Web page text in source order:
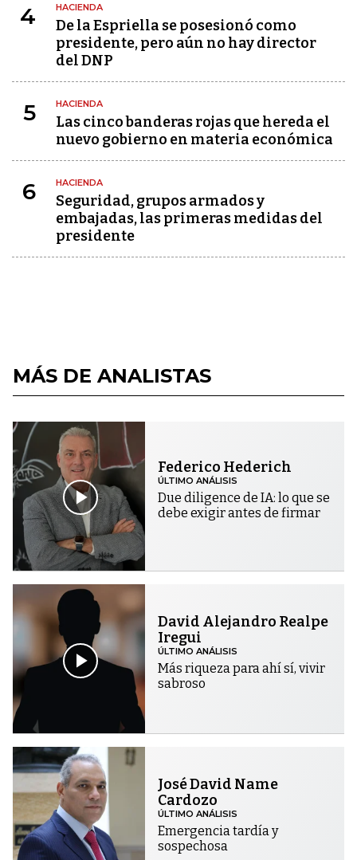
4 HACIENDA
De la Espriella se posesionó como
presidente, pero aún no hay director
del DNP
5 HACIENDA
Las cinco banderas rojas que hereda el
nuevo gobierno en materia económica
6 HACIENDA
Seguridad, grupos armados y
embajadas, las primeras medidas del
presidente
MÁS DE ANALISTAS
Federico Hederich
ÚLTIMO ANÁLISIS
Due diligence de IA: lo que se
debe exigir antes de firmar
David Alejandro Realpe
Iregui
ÚLTIMO ANÁLISIS
Más riqueza para ahí sí, vivir
sabroso
José David Name
Cardozo
ÚLTIMO ANÁLISIS
Emergencia tardía y
sospechosa